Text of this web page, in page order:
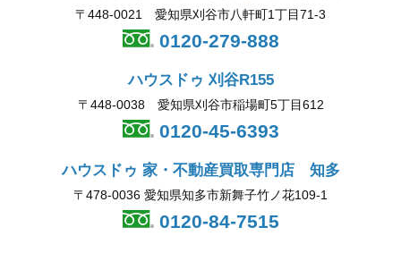
〒448-0021 愛知県刈谷市八軒町1丁目71-3
0120-279-888
ハウスドゥ 刈谷R155
〒448-0038 愛知県刈谷市稲場町5丁目612
0120-45-6393
ハウスドゥ 家・不動産買取専門店 知多
〒478-0036 愛知県知多市新舞子竹ノ花109-1
0120-84-7515